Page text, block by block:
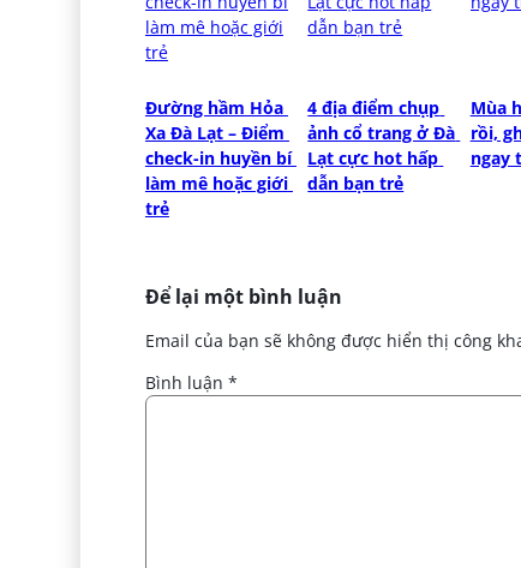
Đường hầm Hỏa
Xa Đà Lạt – Điểm
check-in huyền bí
làm mê hoặc giới
trẻ
4 địa điểm chụp
ảnh cổ trang ở Đà
Lạt cực hot hấp
dẫn bạn trẻ
Mùa
rồi,
ngay
Để lại một bình luận
Email của bạn sẽ không được hiển thị công
Bình luận *